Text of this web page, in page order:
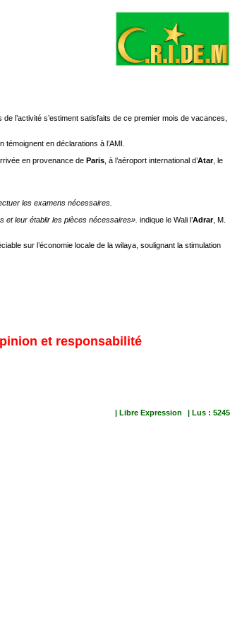
l’activité s’estiment satisfaits de ce premier mois de vacances,
témoignent en déclarations à l’AMI .
en provenance de Paris, à l’aéroport international d’Atar, le
les examens nécessaires.
et leur établir les pièces nécessaires». indique le Wali l’Adrar, M.
sur l’économie locale de la wilaya, soulignant la stimulation
et responsabilité
| Libre Expression
| Lus : 5245